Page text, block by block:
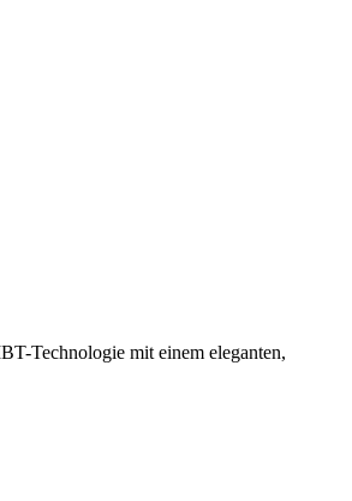
Technologie mit einem eleganten,